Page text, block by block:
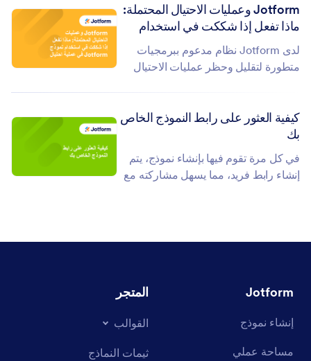
Jotform وعمليات الاحتيال المحتملة:
ماذا تفعل إذا شككت في استخدام
نموذج Jotform في عملية احتيال
لدى Jotform نظام مدعوم ببرمجيات
متطورة لتقليل وحظر عمليات الاحتيال
كيفية العثور على رابط النموذج الخاص
بك
في كل مرة تقوم فيها بإنشاء نموذج، يتم
إنشاء رابط فريد، مما يسهل مشاركته مع
Jotform
إنشاء نموذج
مساحة عملي
المتجر
القوالب
ثيمات النماذج